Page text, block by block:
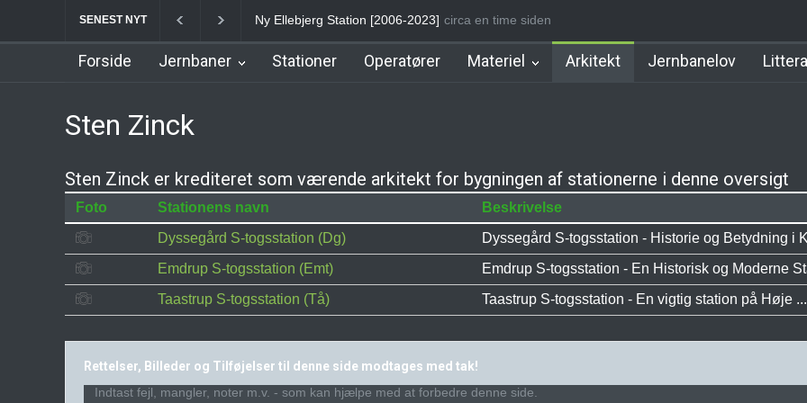
SENEST NYT Ny Ellebjerg Station [2006-2023] Vesterport Station
circa en time siden
Forside Jernbaner Stationer Operatører Materiel Arkitekt Jernbanelov
Sten Zinck
Sten Zinck er krediteret som værende arkitekt for bygningen af stationerne i denne oversigt
Foto Stationens navn
Beskrivelse
Dyssegård S-togsstation (Dg)
Dyssegård S-togsstation - Historie og Betydning i
Emdrup S-togsstation (Emt)
Emdrup S-togsstation - En Historisk og Moderne
Taastrup S-togsstation (Tå)
Taastrup S-togsstation - En vigtig station på Høje ...
Rettelser, Billeder og Tilføjelser til denne side modtages med tak!